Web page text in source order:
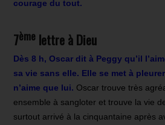
courage du tout.
7ème lettre à Dieu
Dès 8 h, Oscar dit à Peggy qu’il
sa vie sans elle. Elle se met à
n’aime que lui. Oscar trouve très
ensemble à sangloter et trouve la vie
surtout arrivé à la cinquantaine après